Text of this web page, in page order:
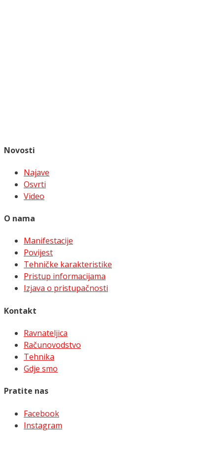
Novosti
Najave
Osvrti
Video
O nama
Manifestacije
Povijest
Tehničke karakteristike
Pristup informacijama
Izjava o pristupačnosti
Kontakt
Ravnateljica
Računovodstvo
Tehnika
Gdje smo
Pratite nas
Facebook
Instagram